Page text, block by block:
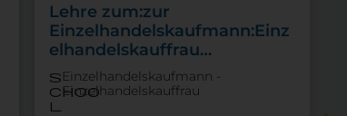
Lehre zum:zur
Einzelhandelskaufmann:Einz
elhandelskauffrau
Schwerpunkt
Feinkostfachverkauf
s
choo
l
Einzelhandelskaufmann -
Einzelhandelskauffrau